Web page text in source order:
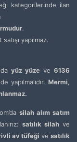
kategorilerinde ilan
.
yapılmaz.
yüz yüze ve6136
yapılmalıdır. Mermi,
silah alım satım
satılık silah ve
av tüfeği vesatılık